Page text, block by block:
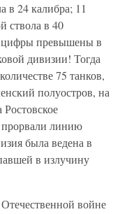
в 24 калибра; 11
ствола в 40
цифры превышены в
дивизии! Тогда
75 танков,
полуостров, на
прорвали линию
была ведена в
в излучину
войне